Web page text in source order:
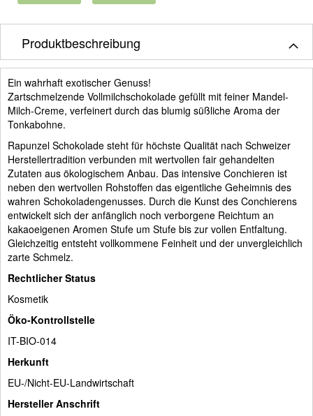
Produktbeschreibung
Ein wahrhaft exotischer Genuss!
Zartschmelzende Vollmilchschokolade gefüllt mit feiner Mandel-
Milch-Creme, verfeinert durch das blumig süßliche Aroma der
Tonkabohne.
Rapunzel Schokolade steht für höchste Qualität nach Schweizer
Herstellertradition verbunden mit wertvollen fair gehandelten
Zutaten aus ökologischem Anbau. Das intensive Conchieren ist
neben den wertvollen Rohstoffen das eigentliche Geheimnis des
wahren Schokoladengenusses. Durch die Kunst des Conchierens
entwickelt sich der anfänglich noch verborgene Reichtum an
kakaoeigenen Aromen Stufe um Stufe bis zur vollen Entfaltung.
Gleichzeitig entsteht vollkommene Feinheit und der unvergleichlich
zarte Schmelz.
Rechtlicher Status
Kosmetik
Öko-Kontrollstelle
IT-BIO-014
Herkunft
EU-/Nicht-EU-Landwirtschaft
Hersteller Anschrift